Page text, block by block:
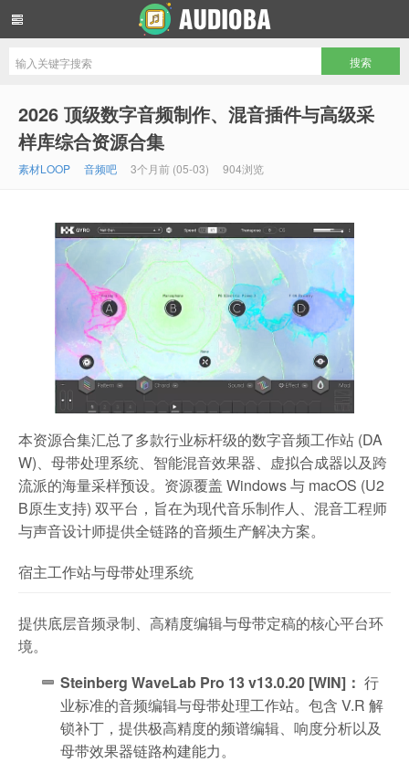
2026 顶级数字音频制作、混音插件与高级采
样库综合资源合集
素材LOOP 音频吧 3个月前 (05-03) 904浏览
本资源合集汇总了多款行业标杆级的数字音频工作站 (DA
W)、母带处理系统、智能混音效果器、虚拟合成器以及跨
流派的海量采样预设。资源覆盖 Windows 与 macOS (U2
B原生支持) 双平台，旨在为现代音乐制作人、混音工程师
与声音设计师提供全链路的音频生产解决方案。
宿主工作站与母带处理系统
提供底层音频录制、高精度编辑与母带定稿的核心平台环
境。
Steinberg WaveLab Pro 13 v13.0.20 [WIN]： 行
业标准的音频编辑与母带处理工作站。包含 V.R 解
锁补丁，提供极高精度的频谱编辑、响度分析以及
母带效果器链路构建能力。